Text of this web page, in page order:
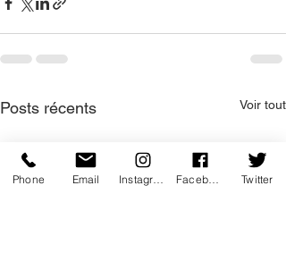
Posts récents Voir tout
Phone Email Twitter